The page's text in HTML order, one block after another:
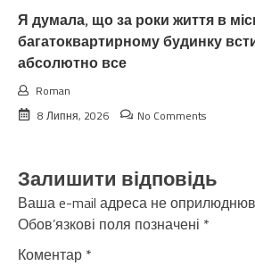
Я думала, що за роки життя в
багатоквартирному будинку
абсолютно все
Roman
8 Липня, 2026
No Comments
Залишити відповідь
Ваша e-mail адреса не
Обов’язкові поля позначені *
Коментар *